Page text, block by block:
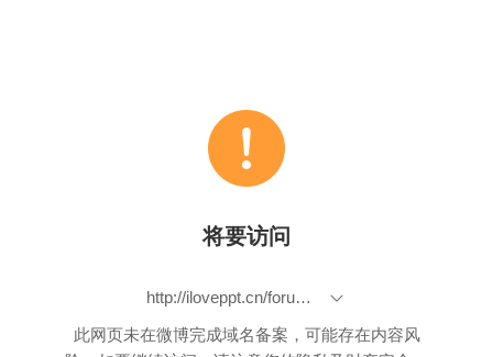
将要访问
http://iloveppt.cn/forum.php?mod=forumdisplay&fid=51
此网页未在微博完成域名备案，可能存在内容风